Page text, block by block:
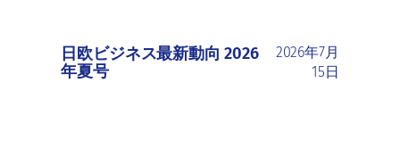
日欧ビジネス最新動向 2026
年夏号
2026年7月
15日